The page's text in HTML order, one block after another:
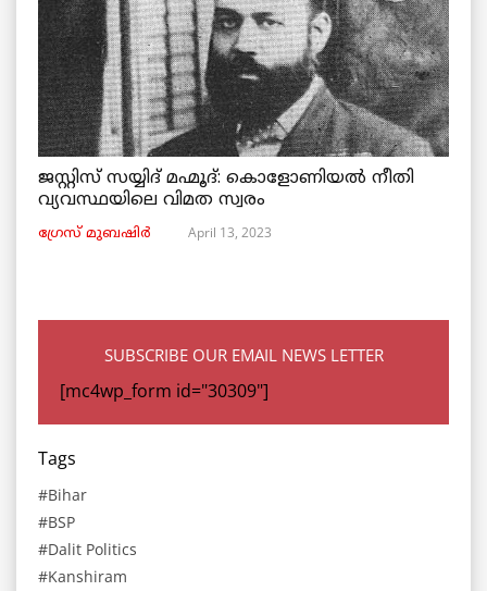
ജസ്റ്റിസ് സയ്യിദ് മഹ്മൂദ്: കൊളോണിയൽ നീതി
വ്യവസ്ഥയിലെ വിമത സ്വരം
ഗ്രേസ് മുബഷിർ April 13, 2023
SUBSCRIBE OUR EMAIL NEWS LETTER
[mc4wp_form id="30309"]
Tags
Bihar
BSP
Dalit Politics
Kanshiram